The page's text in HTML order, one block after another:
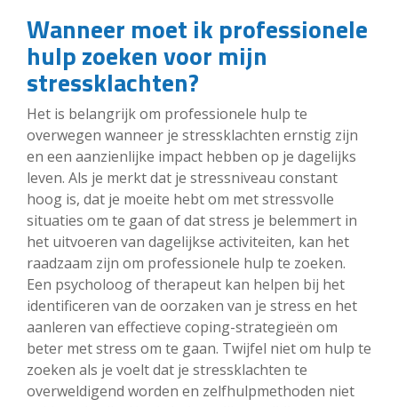
Wanneer moet ik professionele
hulp zoeken voor mijn
stressklachten?
Het is belangrijk om professionele hulp te
overwegen wanneer je stressklachten ernstig zijn
en een aanzienlijke impact hebben op je dagelijks
leven. Als je merkt dat je stressniveau constant
hoog is, dat je moeite hebt om met stressvolle
situaties om te gaan of dat stress je belemmert in
het uitvoeren van dagelijkse activiteiten, kan het
raadzaam zijn om professionele hulp te zoeken.
Een psycholoog of therapeut kan helpen bij het
identificeren van de oorzaken van je stress en het
aanleren van effectieve coping-strategieën om
beter met stress om te gaan. Twijfel niet om hulp te
zoeken als je voelt dat je stressklachten te
overweldigend worden en zelfhulpmethoden niet